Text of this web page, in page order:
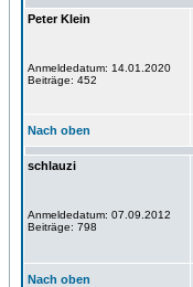
Peter Klein
Anmeldedatum: 14.01.2020
Beiträge: 452
Nach oben
schlauzi
Anmeldedatum: 07.09.2012
Beiträge: 798
Nach oben